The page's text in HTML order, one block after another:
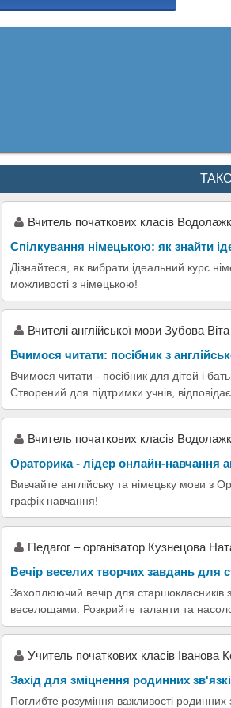
Вчитель початкових класів
Спілкування німецькою: як знайти
Дізнайтеся, як вибрати ідеальний курс
можливості з німецькою!
Вчителі англійської мови Зубова
Вчимося читати: посібник з
Вчимося читати - посібник для дітей і
Створений для підтримки учнів, відповідає
Вчитель початкових класів
Ораторика - лідер онлайн-навчання
Вивчайте англійську та німецьку мови з
графік навчання!
Педагог – організатор Кузнецова
Вечір веселих творчих завдань для
Захоплюючий вечір для старшокласників
веселощами. Розкрийте таланти та
Учитель початкових класів Іванова
Захід для зміцнення родинних
Поглибте розуміння важливості родинних